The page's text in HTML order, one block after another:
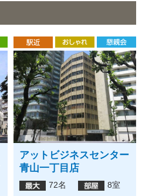
アットビジネスセンター
青山一丁目店
72名
8室